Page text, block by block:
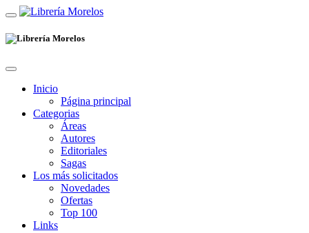
Inicio
Página principal
Categorias
Áreas
Autores
Editoriales
Sagas
Los más solicitados
Novedades
Ofertas
Top 100
Links